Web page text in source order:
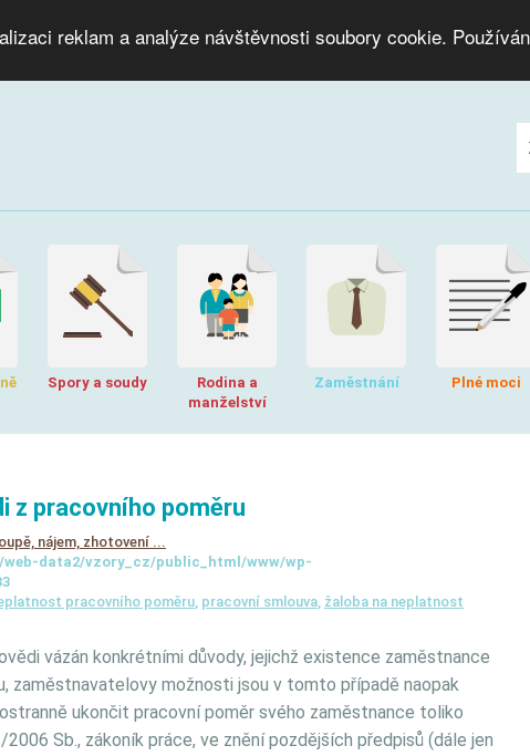
reklam a analýze návštěvnosti soubory cookie.
Spory a soudy
Rodina a
manželství
Zaměstnání Plné moci
z pracovního poměru
nájem, zhotovení ...
data2/vzory_cz/public_html/www/wp-
pracovního poměru, pracovní smlouva, žaloba na neplatnost
vázán konkrétními důvody, jejichž existence zaměstnance
zaměstnavatelovy možnosti jsou v tomto případě naopak
ukončit pracovní poměr svého zaměstnance toliko
Sb., zákoník práce, ve znění pozdějších předpisů (dále jen